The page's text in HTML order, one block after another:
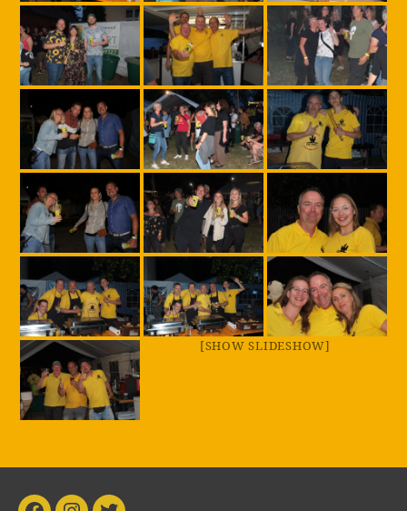
[SHOW SLIDESHOW]